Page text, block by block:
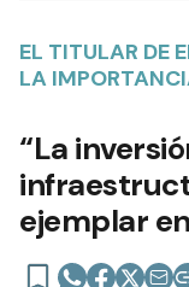
EL TITULAR DE
LA
“La
ejemplar